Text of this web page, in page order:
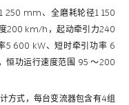
250 mm、全磨耗轮径1 150
200 km/h，起动牵引力240
5 600 kW、短时牵引功率 6
恒功运行速度范围 95 ～200
方式，每台变流器包含有4组